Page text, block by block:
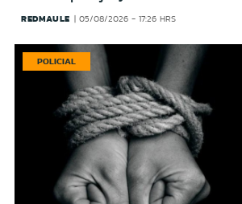
REDMAULE 05/08/2026 - 17:26 HRS
POLICIAL